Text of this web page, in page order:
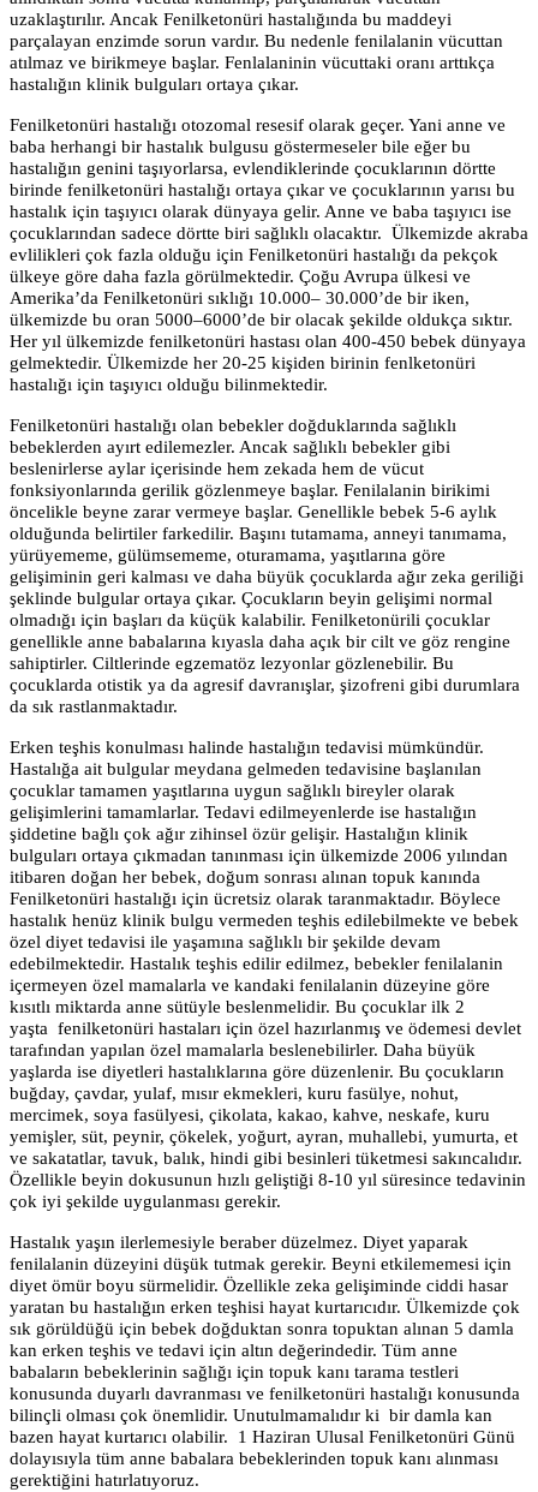
uzaklaştırılır. Ancak Fenilketonüri hastalığında bu maddeyi
parçalayan enzimde sorun vardır. Bu nedenle fenilalanin vücuttan
atılmaz ve birikmeye başlar. Fenlalaninin vücuttaki oranı arttıkça
hastalığın klinik bulguları ortaya çıkar.
Fenilketonüri hastalığı otozomal resesif olarak geçer. Yani anne ve
baba herhangi bir hastalık bulgusu göstermeseler bile eğer bu
hastalığın genini taşıyorlarsa, evlendiklerinde çocuklarının dörtte
birinde fenilketonüri hastalığı ortaya çıkar ve çocuklarının yarısı bu
hastalık için taşıyıcı olarak dünyaya gelir. Anne ve baba taşıyıcı ise
çocuklarından sadece dörtte biri sağlıklı olacaktır. Ülkemizde akraba
evlilikleri çok fazla olduğu için Fenilketonüri hastalığı da pekçok
ülkeye göre daha fazla görülmektedir. Çoğu Avrupa ülkesi ve
Amerika’da Fenilketonüri sıklığı 10.000– 30.000’de bir iken,
ülkemizde bu oran 5000–6000’de bir olacak şekilde oldukça sıktır.
Her yıl ülkemizde fenilketonüri hastası olan 400-450 bebek dünyaya
gelmektedir. Ülkemizde her 20-25 kişiden birinin fenlketonüri
hastalığı için taşıyıcı olduğu bilinmektedir.
Fenilketonüri hastalığı olan bebekler doğduklarında sağlıklı
bebeklerden ayırt edilemezler. Ancak sağlıklı bebekler gibi
beslenirlerse aylar içerisinde hem zekada hem de vücut
fonksiyonlarında gerilik gözlenmeye başlar. Fenilalanin birikimi
öncelikle beyne zarar vermeye başlar. Genellikle bebek 5-6 aylık
olduğunda belirtiler farkedilir. Başını tutamama, anneyi tanımama,
yürüyememe, gülümsememe, oturamama, yaşıtlarına göre
gelişiminin geri kalması ve daha büyük çocuklarda ağır zeka geriliği
şeklinde bulgular ortaya çıkar. Çocukların beyin gelişimi normal
olmadığı için başları da küçük kalabilir. Fenilketonürili çocuklar
genellikle anne babalarına kıyasla daha açık bir cilt ve göz rengine
sahiptirler. Ciltlerinde egzematöz lezyonlar gözlenebilir. Bu
çocuklarda otistik ya da agresif davranışlar, şizofreni gibi durumlara
da sık rastlanmaktadır.
Erken teşhis konulması halinde hastalığın tedavisi mümkündür.
Hastalığa ait bulgular meydana gelmeden tedavisine başlanılan
çocuklar tamamen yaşıtlarına uygun sağlıklı bireyler olarak
gelişimlerini tamamlarlar. Tedavi edilmeyenlerde ise hastalığın
şiddetine bağlı çok ağır zihinsel özür gelişir. Hastalığın klinik
bulguları ortaya çıkmadan tanınması için ülkemizde 2006 yılından
itibaren doğan her bebek, doğum sonrası alınan topuk kanında
Fenilketonüri hastalığı için ücretsiz olarak taranmaktadır. Böylece
hastalık henüz klinik bulgu vermeden teşhis edilebilmekte ve bebek
özel diyet tedavisi ile yaşamına sağlıklı bir şekilde devam
edebilmektedir. Hastalık teşhis edilir edilmez, bebekler fenilalanin
içermeyen özel mamalarla ve kandaki fenilalanin düzeyine göre
kısıtlı miktarda anne sütüyle beslenmelidir. Bu çocuklar ilk 2
yaşta fenilketonüri hastaları için özel hazırlanmış ve ödemesi devlet
tarafından yapılan özel mamalarla beslenebilirler. Daha büyük
yaşlarda ise diyetleri hastalıklarına göre düzenlenir. Bu çocukların
buğday, çavdar, yulaf, mısır ekmekleri, kuru fasülye, nohut,
mercimek, soya fasülyesi, çikolata, kakao, kahve, neskafe, kuru
yemişler, süt, peynir, çökelek, yoğurt, ayran, muhallebi, yumurta, et
ve sakatatlar, tavuk, balık, hindi gibi besinleri tüketmesi sakıncalıdır.
Özellikle beyin dokusunun hızlı geliştiği 8-10 yıl süresince tedavinin
çok iyi şekilde uygulanması gerekir.
Hastalık yaşın ilerlemesiyle beraber düzelmez. Diyet yaparak
fenilalanin düzeyini düşük tutmak gerekir. Beyni etkilememesi için
diyet ömür boyu sürmelidir. Özellikle zeka gelişiminde ciddi hasar
yaratan bu hastalığın erken teşhisi hayat kurtarıcıdır. Ülkemizde çok
sık görüldüğü için bebek doğduktan sonra topuktan alınan 5 damla
kan erken teşhis ve tedavi için altın değerindedir. Tüm anne
babaların bebeklerinin sağlığı için topuk kanı tarama testleri
konusunda duyarlı davranması ve fenilketonüri hastalığı konusunda
bilinçli olması çok önemlidir. Unutulmamalıdır ki bir damla kan
bazen hayat kurtarıcı olabilir. 1 Haziran Ulusal Fenilketonüri Günü
dolayısıyla tüm anne babalara bebeklerinden topuk kanı alınması
gerektiğini hatırlatıyoruz.